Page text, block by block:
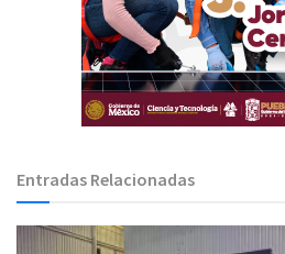
Entradas Relacionadas